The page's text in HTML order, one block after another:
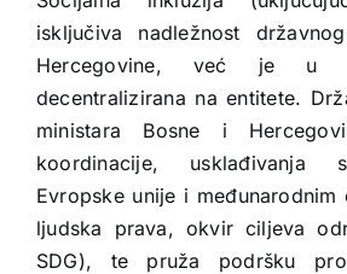
isključiva nadležnost
Hercegovine, već je u
decentralizirana na entitete.
ministara Bosne i
koordinacije, usklađivanja
Evropske unije i međunarodnim
ljudska prava, okvir ciljeva
SDG), te pruža podršku